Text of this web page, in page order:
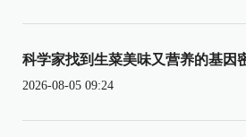
科学家找到生菜美味又营养的基因
2026-08-05 09:24